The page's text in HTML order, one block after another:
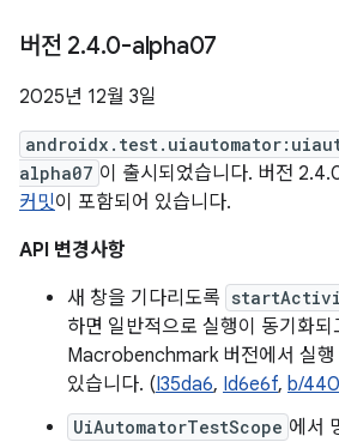
버전 2.4.0-alpha07
2025년 12월 3일
alpha07 이 출시되었습니다. 버전
커밋이 포함되어 있습니다.
API 변경사항
새 창을 기다리도록
하면 일반적으로 실행이 동기화되
Macrobenchmark 버전에서 실행
있습니다. (I35da6, Id6e6f, b/
UiAutomatorTestScope 에서